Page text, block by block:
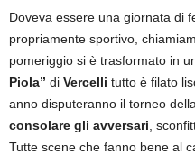
Doveva essere una giornata di
propriamente sportivo,
pomeriggio si è trasformato in
Piola” di Vercelli tutto è filato
anno disputeranno il torneo
consolare gli avversari ,
Tutte scene che fanno bene al